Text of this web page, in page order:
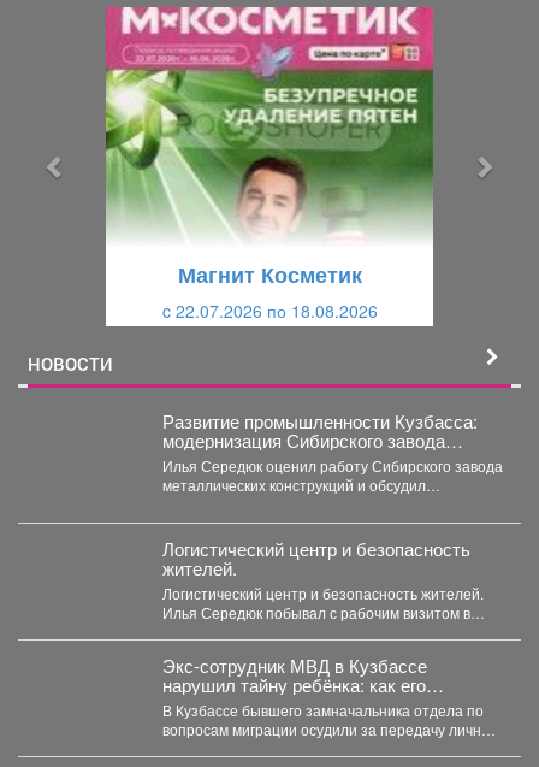
Магнит Косметик
c 22.07.2026 по 18.08.2026
НОВОСТИ
Развитие промышленности Кузбасса:
модернизация Сибирского завода
металлических конструкций
Илья Середюк оценил работу Сибирского завода
металлических конструкций и обсудил
Логистический центр и безопасность
жителей.
Логистический центр и безопасность жителей.
Илья Середюк побывал с рабочим визитом в
Экс-сотрудник МВД в Кузбассе
нарушил тайну ребёнка: как его
наказали
В Кузбассе бывшего замначальника отдела по
вопросам миграции осудили за передачу личных